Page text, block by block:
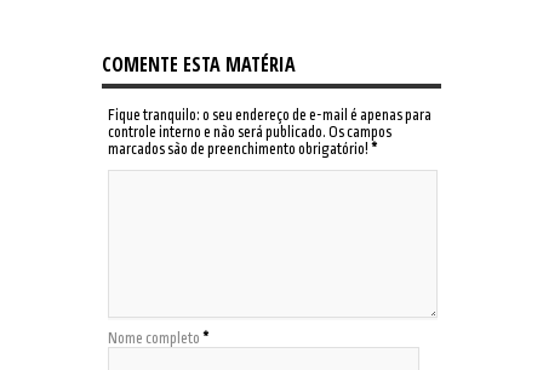
COMENTE ESTA MATÉRIA
Fique tranquilo: o seu endereço de e-mail é apenas para
controle interno e não será publicado. Os campos
marcados são de preenchimento obrigatório! *
Nome completo *